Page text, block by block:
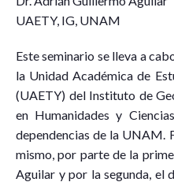
UAETY, IG, UNAM
Este seminario se lleva a
la Unidad Académica de
(UAETY) del Instituto de
en Humanidades y
dependencias de la UNAM.
mismo, por parte de la
Aguilar y por la segunda, el